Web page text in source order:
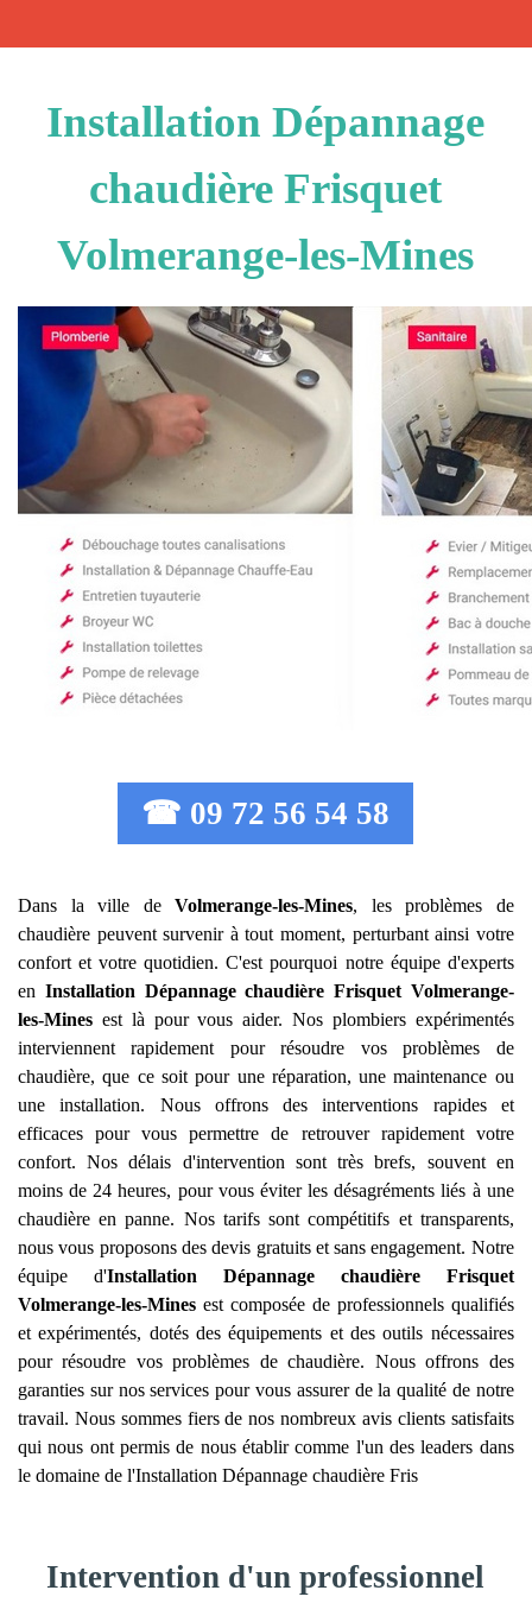
Installation Dépannage
chaudière Frisquet
Volmerange-les-Mines
☎ 09 72 56 54 58
Dans la ville deVolmerange-les-Mines, les problèmes de
chaudière peuvent survenir à tout moment, perturbant ainsi votre
confort et votre quotidien. C'est pourquoi notre équipe d'experts
en Installation Dépannage chaudière Frisquet Volmerange-
les-Mines est là pour vous aider. Nos plombiers expérimentés
interviennent rapidement pour résoudre vos problèmes de
chaudière, que ce soit pour une réparation, une maintenance ou
une installation. Nous offrons des interventions rapides et
efficaces pour vous permettre de retrouver rapidement votre
confort. Nos délais d'intervention sont très brefs, souvent en
moins de 24 heures, pour vous éviter les désagréments liés à une
chaudière en panne. Nos tarifs sont compétitifs et transparents,
nous vous proposons des devis gratuits et sans engagement. Notre
équipe d'Installation Dépannage chaudière Frisquet
Volmerange-les-Mines est composée de professionnels qualifiés
et expérimentés, dotés des équipements et des outils nécessaires
pour résoudre vos problèmes de chaudière. Nous offrons des
garanties sur nos services pour vous assurer de la qualité de notre
travail. Nous sommes fiers de nos nombreux avis clients satisfaits
qui nous ont permis de nous établir comme l'un des leaders dans
le domaine de l'Installation Dépannage chaudière Fris
Intervention d'un professionnel